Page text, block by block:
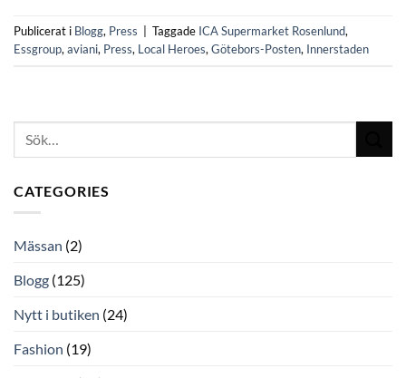
Publicerat i Blogg, Press Taggade ICA Supermarket Rosenlund,
Essgroup, aviani, Press, Local Heroes, Götebors-Posten, Innerstaden
CATEGORIES
Mässan (2)
Blogg (125)
Nytt i butiken (24)
Fashion (19)